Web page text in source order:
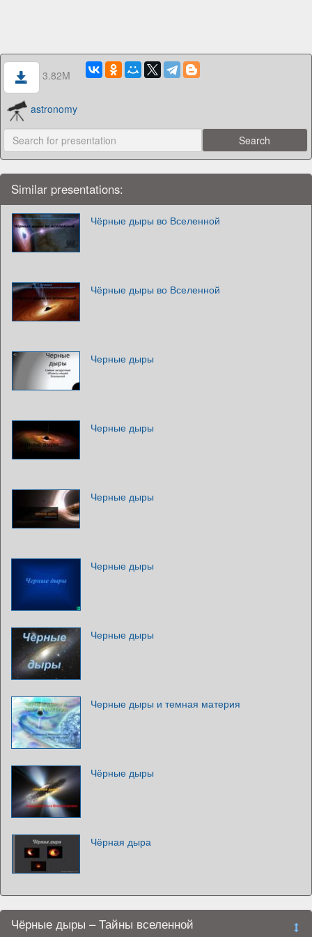
3.82M
astronomy
Similar presentations:
Чёрные дыры во Вселенной
Чёрные дыры во Вселенной
Черные дыры
Черные дыры
Черные дыры
Черные дыры
Черные дыры
Черные дыры и темная материя
Чёрные дыры
Чёрная дыра
Чёрные дыры – Тайны вселенной